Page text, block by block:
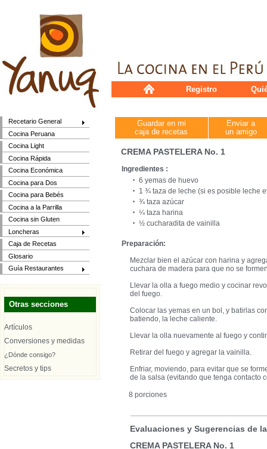
Recetario General
Cocina Peruana
Cocina Light
Cocina Rápida
Cocina Económica
Cocina para Dos
Cocina para Bebés
Cocina a la Parrilla
Cocina sin Gluten
Loncheras
Caja de Recetas
Glosario
Guía Restaurantes
Otras secciones
Artículos
Conversiones y medidas
¿Dónde consigo?
Secretos y tips
Registro
Guardar en mi
caja de recetas
Enviar a
un amigo
CREMA PASTELERA No. 1
Ingredientes :
6 yemas de huevo
1 ¾ taza de leche (si es posible leche
¾ taza azúcar
¼ taza harina
½ cucharadita de vainilla
Preparación:
Mezclar bien el azúcar con harina y
cuchara de madera para que no se
Llevar la olla a fuego medio y cocinar
del fuego.
Colocar las yemas en un bol, y batirlas
batiendo, la leche caliente.
Llevar la olla nuevamente al fuego y
Retirar del fuego y agregar la vainilla.
Enfriar, moviendo, para evitar que se
de la salsa (evitando que tenga contacto
8 porciones
Evaluaciones y Sugerencias de
CREMA PASTELERA No. 1